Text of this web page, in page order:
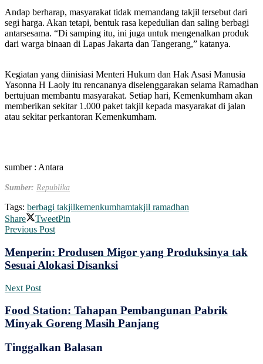
Andap berharap, masyarakat tidak memandang takjil tersebut dari
segi harga. Akan tetapi, bentuk rasa kepedulian dan saling berbagi
antarsesama. “Di samping itu, ini juga untuk mengenalkan produk
dari warga binaan di Lapas Jakarta dan Tangerang,” katanya.
Kegiatan yang diinisiasi Menteri Hukum dan Hak Asasi Manusia
Yasonna H Laoly itu rencananya diselenggarakan selama Ramadhan
bertujuan membantu masyarakat. Setiap hari, Kemenkumham akan
memberikan sekitar 1.000 paket takjil kepada masyarakat di jalan
atau sekitar perkantoran Kemenkumham.
sumber : Antara
Sumber: Republika
Tags: berbagi takjilkemenkumhamtakjil ramadhan
Share
TweetPin
Previous Post
Menperin: Produsen Migor yang Produksinya tak
Sesuai Alokasi Disanksi
Next Post
Food Station: Tahapan Pembangunan Pabrik
Minyak Goreng Masih Panjang
Tinggalkan Balasan